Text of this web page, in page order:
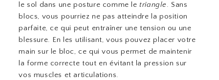
le sol dans une posture comme le triangle. Sans
blocs, vous pourriez ne pas atteindre la position
parfaite, ce qui peut entraîner une tension ou une
blessure. En les utilisant, vous pouvez placer votre
main sur le bloc, ce qui vous permet de maintenir
la forme correcte tout en évitant la pression sur
vos muscles et articulations.